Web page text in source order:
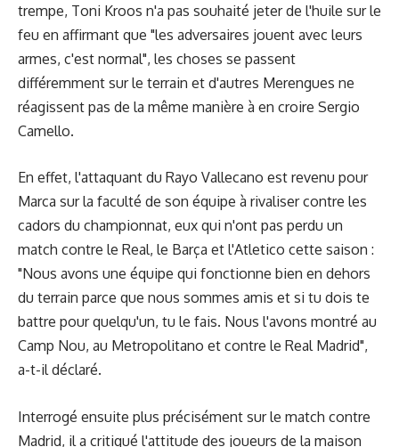
trempe, Toni Kroos n'a pas souhaité jeter de l'huile sur le
feu en affirmant que "les adversaires jouent avec leurs
armes, c'est normal", les choses se passent
différemment sur le terrain et d'autres Merengues ne
réagissent pas de la même manière à en croire Sergio
Camello.
En effet, l'attaquant du Rayo Vallecano est revenu pour
Marca sur la faculté de son équipe à rivaliser contre les
cadors du championnat, eux qui n'ont pas perdu un
match contre le Real, le Barça et l'Atletico cette saison :
"Nous avons une équipe qui fonctionne bien en dehors
du terrain parce que nous sommes amis et si tu dois te
battre pour quelqu'un, tu le fais. Nous l'avons montré au
Camp Nou, au Metropolitano et contre le Real Madrid",
a-t-il déclaré.
Interrogé ensuite plus précisément sur le match contre
Madrid, il a critiqué l'attitude des joueurs de la maison